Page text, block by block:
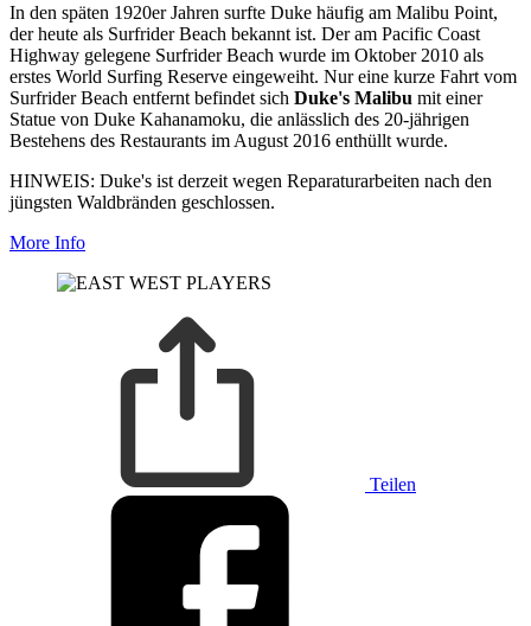
In den späten 1920er Jahren surfte Duke häufig am Malibu Point,
der heute als Surfrider Beach bekannt ist. Der am Pacific Coast
Highway gelegene Surfrider Beach wurde im Oktober 2010 als
erstes World Surfing Reserve eingeweiht. Nur eine kurze Fahrt vom
Surfrider Beach entfernt befindet sich Duke's Malibu mit einer
Statue von Duke Kahanamoku, die anlässlich des 20-jährigen
Bestehens des Restaurants im August 2016 enthüllt wurde.
HINWEIS: Duke's ist derzeit wegen Reparaturarbeiten nach den
jüngsten Waldbränden geschlossen.
More Info
Teilen